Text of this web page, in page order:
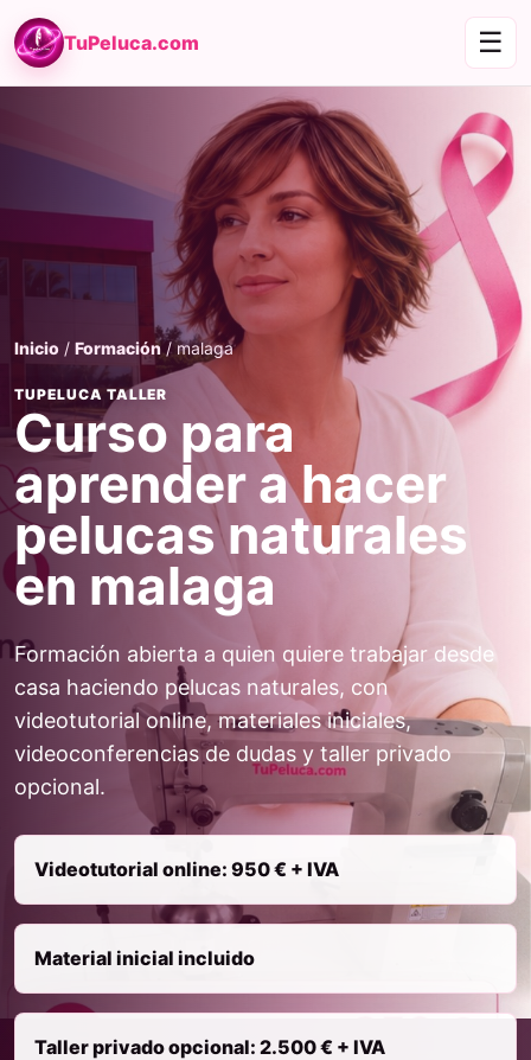
TuPeluca.com ☰
Inicio / Formación / malaga
TUPELUCA TALLER
Curso para
aprender a hacer
pelucas naturales
en malaga
Formación abierta a quien quiere trabajar desde
casa haciendo pelucas naturales, con
videotutorial online, materiales iniciales,
videoconferencias de dudas y taller privado
opcional.
Videotutorial online: 950 € + IVA
Material inicial incluido
Taller privado opcional: 2.500 € + IVA